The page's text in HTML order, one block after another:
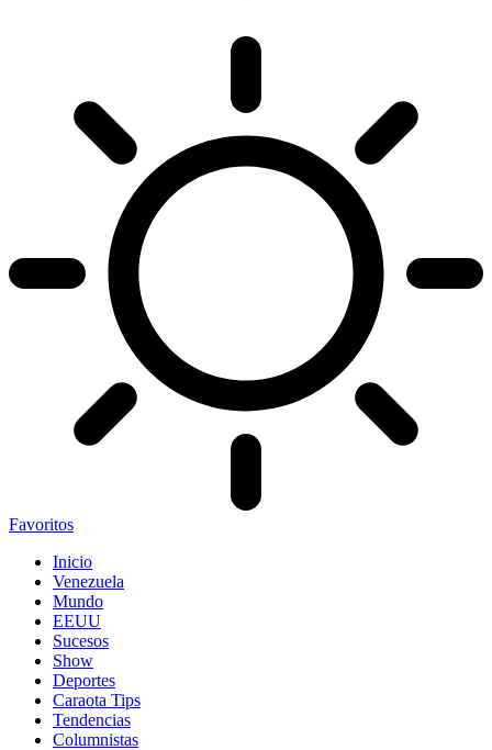
Favoritos
Inicio
Venezuela
Mundo
EEUU
Sucesos
Show
Deportes
Caraota Tips
Tendencias
Columnistas